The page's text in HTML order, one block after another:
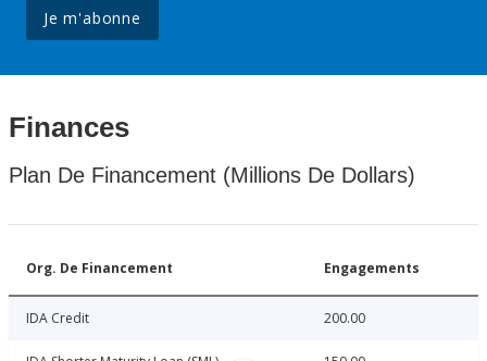
Je m'abonne
Finances
Plan De Financement (Millions De Dollars)
Org. De Financement Engagements
IDA Credit 200.00